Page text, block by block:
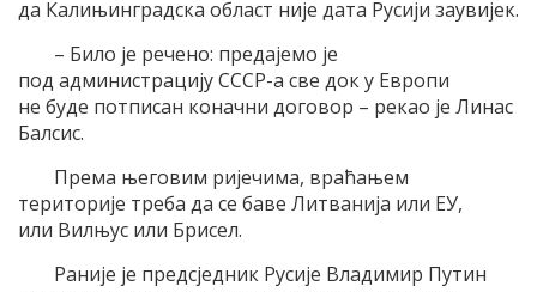
да Калињинградска област није дата Русији заувијек.
– Било је речено: предајемо је
под администрацију СССР-а све док у Европи
не буде потписан коначни договор – рекао је Линас
Балсис.
Према његовим ријечима, враћањем
територије треба да се баве Литванија или ЕУ,
или Вилњус или Брисел.
Раније је предсједник Русије Владимир Путин